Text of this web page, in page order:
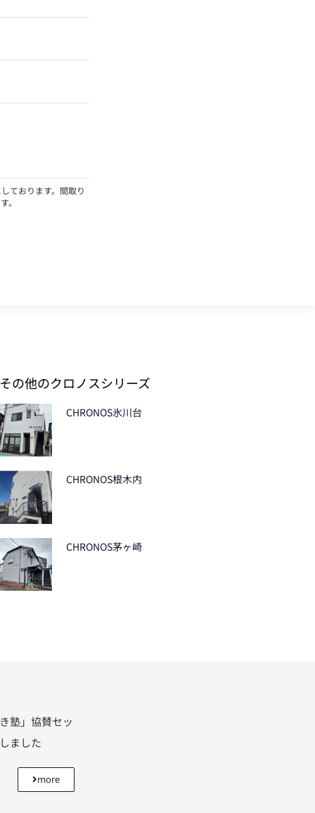
ております。間取り
。
の他のクロノスシリーズ
CHRONOS氷川台
CHRONOS根木内
CHRONOS茅ヶ崎
塾」協賛セッ
ました
more